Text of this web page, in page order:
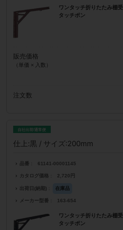
ワンタッチ折りたたみ棚受
タッチポン
販売価格
（単価 × 入数）
注文数
自社出荷/通常便
仕上:黒 / サイズ:200mm
品番 61141-00001145
カタログ価格 2,720円
出荷日(納期) 在庫品
メーカー型番 163-654
ワンタッチ折りたたみ棚受
タッチポン